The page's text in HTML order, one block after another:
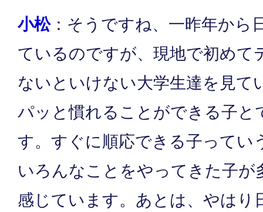
小松：そうですね、一昨年から
ているのですが、現地で初めて
ないといけない大学生達を見て
パッと慣れることができる子と
す。すぐに順応できる子ってい
いろんなことをやってきた子が
感じています。あとは、やはり